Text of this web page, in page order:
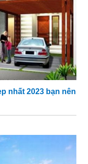
nhất 2023 bạn nên